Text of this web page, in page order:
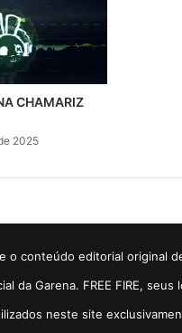
CHAMARIZ
2025
conteúdo editorial original
da Garena. FREE FIRE,
neste site